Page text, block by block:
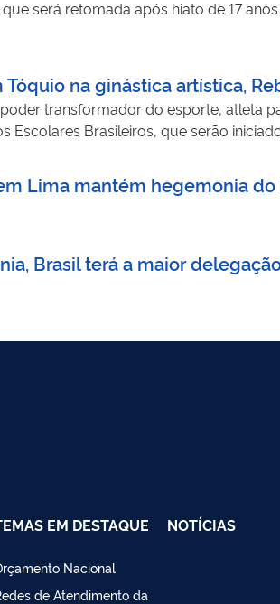
será retomada após hiato de 17
na ginástica artística,
transformador do esporte, atleta
Escolares Brasileiros, que serão
Lima mantém hegemonia do
Brasil terá a maior
EM DESTAQUE
Nacional
de Atendimento da
NOTÍCIAS